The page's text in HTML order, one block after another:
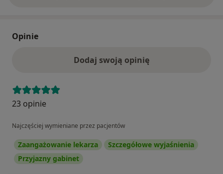
Opinie
Dodaj swoją opinię
23 opinie
Najczęściej wymieniane przez pacjentów
Zaangażowanie lekarza
Szczegółowe wyjaśnienia
Przyjazny gabinet